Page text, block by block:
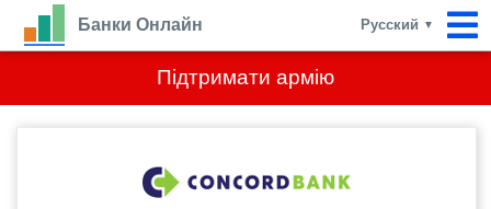
Підтримати армію
Банки Онлайн Русский ▼